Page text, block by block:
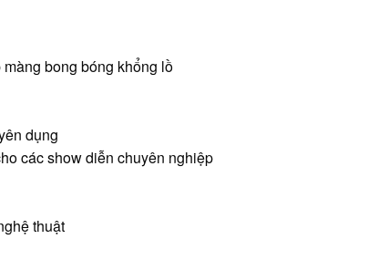
bong bóng khổng lồ
dụng
các show diễn chuyên nghiệp
thuật